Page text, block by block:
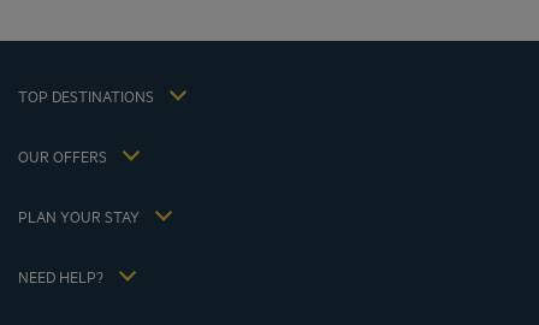
TOP DESTINATIONS
Lagos hotels
Shanghai hotels
OUR OFFERS
Escape offer with breakfast included
PLAN YOUR STAY
My Booking
Hôtels et Inspirations
NEED HELP?
FAQ
Privacy policy
Flavours Instant Benefit Terms of conditions
Tax Strategy 2023
Tax Strategy 2021
Louvre Hotels Group